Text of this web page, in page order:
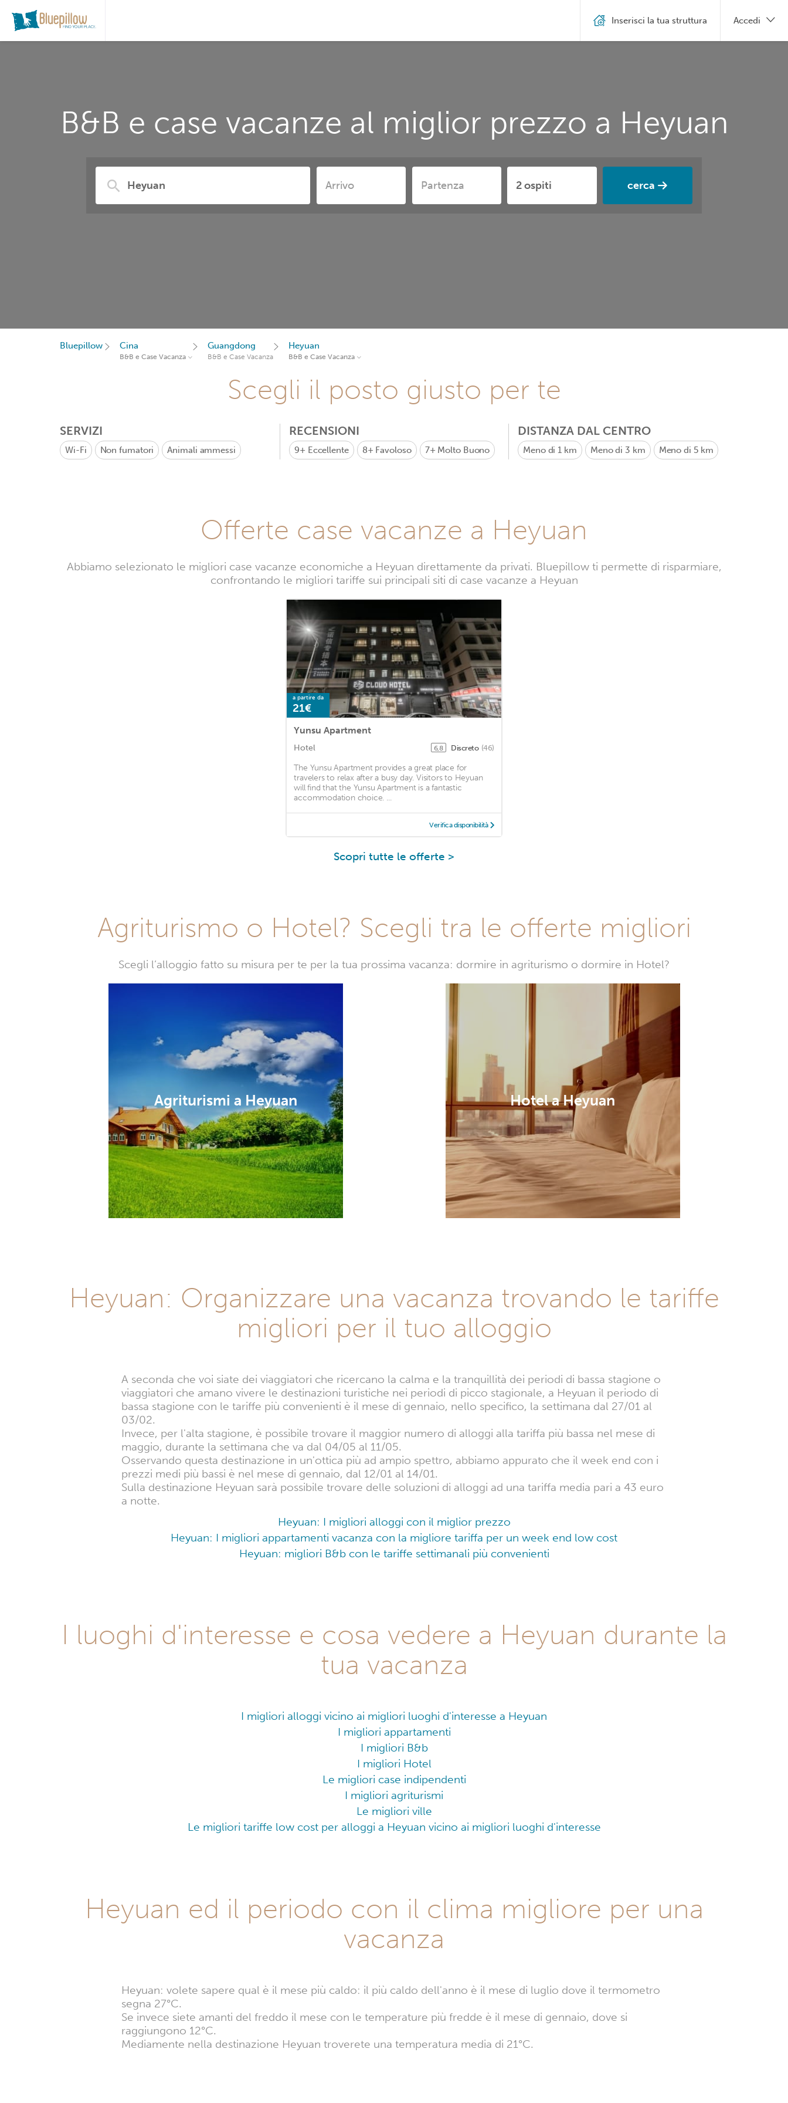
B&B e case vacanze al miglior prezzo a Heyuan
cerca
Inserisci la tua struttura Accedi
Bluepillow Cina
B&B e Case Vacanza
Guangdong
B&B e Case Vacanza
Heyuan
B&B e Case Vacanza
Scegli il posto giusto per te
SERVIZI
Wi-Fi Non fumatori Animali ammessi
RECENSIONI
9+ Eccellente 8+ Favoloso 7+ Molto Buono
DISTANZA DAL CENTRO
Meno di 1 km Meno di 3 km Meno di 5 km
Offerte case vacanze a Heyuan
Abbiamo selezionato le migliori case vacanze economiche a Heyuan direttamente da privati. Bluepillow ti permette di risparmiare,
confrontando le migliori tariffe sui principali siti di case vacanze a Heyuan
a partire da
21€
Yunsu Apartment
Hotel 6,8 Discreto (46)
The Yunsu Apartment provides a great place for
travelers to relax after a busy day. Visitors to Heyuan
will find that the Yunsu Apartment is a fantastic
accommodation choice. ...
Verifica disponibilità
Scopri tutte le offerte >
Agriturismo o Hotel? Scegli tra le offerte migliori
Scegli l’alloggio fatto su misura per te per la tua prossima vacanza: dormire in agriturismo o dormire in Hotel?
Agriturismi a Heyuan Hotel a Heyuan
Heyuan: Organizzare una vacanza trovando le tariffe
migliori per il tuo alloggio
A seconda che voi siate dei viaggiatori che ricercano la calma e la tranquillità dei periodi di bassa stagione o
viaggiatori che amano vivere le destinazioni turistiche nei periodi di picco stagionale, a Heyuan il periodo di
bassa stagione con le tariffe più convenienti è il mese di gennaio, nello specifico, la settimana dal 27/01 al
03/02.
Invece, per l'alta stagione, è possibile trovare il maggior numero di alloggi alla tariffa più bassa nel mese di
maggio, durante la settimana che va dal 04/05 al 11/05.
Osservando questa destinazione in un'ottica più ad ampio spettro, abbiamo appurato che il week end con i
prezzi medi più bassi è nel mese di gennaio, dal 12/01 al 14/01.
Sulla destinazione Heyuan sarà possibile trovare delle soluzioni di alloggi ad una tariffa media pari a 43 euro
a notte.
Heyuan: I migliori alloggi con il miglior prezzo
Heyuan: I migliori appartamenti vacanza con la migliore tariffa per un week end low cost
Heyuan: migliori B&b con le tariffe settimanali più convenienti
I luoghi d'interesse e cosa vedere a Heyuan durante la
tua vacanza
I migliori alloggi vicino ai migliori luoghi d'interesse a Heyuan
I migliori appartamenti
I migliori B&b
I migliori Hotel
Le migliori case indipendenti
I migliori agriturismi
Le migliori ville
Le migliori tariffe low cost per alloggi a Heyuan vicino ai migliori luoghi d'interesse
Heyuan ed il periodo con il clima migliore per una
vacanza
Heyuan: volete sapere qual è il mese più caldo: il più caldo dell'anno è il mese di luglio dove il termometro
segna 27°C.
Se invece siete amanti del freddo il mese con le temperature più fredde è il mese di gennaio, dove si
raggiungono 12°C.
Mediamente nella destinazione Heyuan troverete una temperatura media di 21°C.